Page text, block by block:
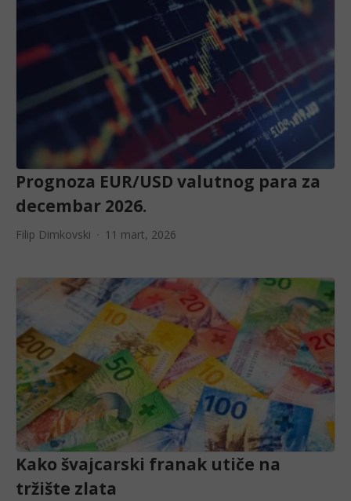
Prognoza EUR/USD valutnog para za
decembar 2026.
Filip Dimkovski 11 mart, 2026
Kako švajcarski franak utiče na
tržište zlata